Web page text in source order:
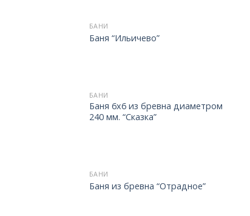
БАНИ
Баня “Ильичево”
БАНИ
Баня 6х6 из бревна диаметром
240 мм. “Сказка”
БАНИ
Баня из бревна “Отрадное”